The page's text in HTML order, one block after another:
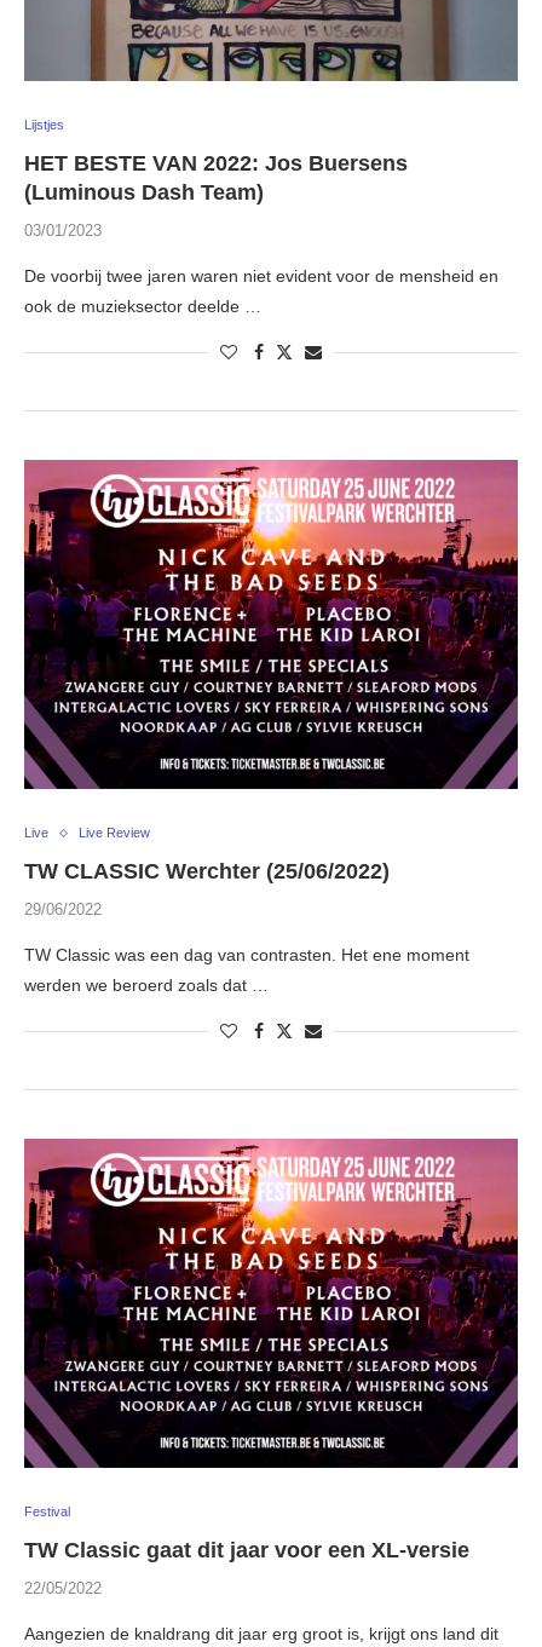
Lijstjes
HET BESTE VAN 2022: Jos Buersens
(Luminous Dash Team)
03/01/2023
De voorbij twee jaren waren niet evident voor de mensheid en
ook de muzieksector deelde …
Live Live Review
TW CLASSIC Werchter (25/06/2022)
29/06/2022
TW Classic was een dag van contrasten. Het ene moment
werden we beroerd zoals dat …
Festival
TW Classic gaat dit jaar voor een XL-versie
22/05/2022
Aangezien de knaldrang dit jaar erg groot is, krijgt ons land dit